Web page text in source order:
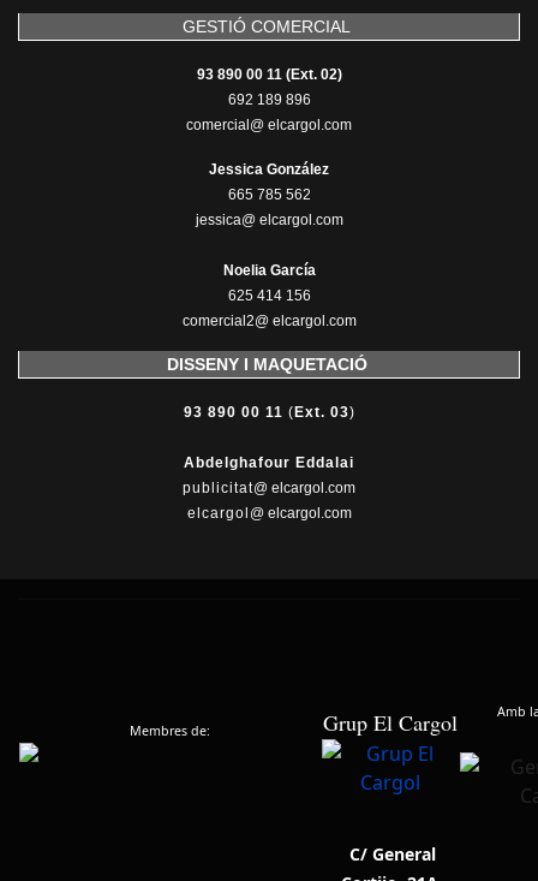
GESTIÓ COMERCIAL
93 890 00 11 (Ext. 02)
692 189 896
comercial@ elcargol.com
Jessica González
665 785 562
jessica@ elcargol.com
Noelia García
625 414 156
comercial2@ elcargol.com
DISSENY I MAQUETACIÓ
93 890 00 11 ( Ext. 03)
Abdelghafour Eddalai
publicitat@ elcargol.com
elcargol @ elcargol.com
Membres de: Grup El Cargol Amb
C/ General